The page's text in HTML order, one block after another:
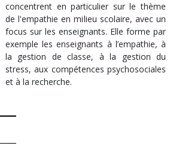
concentrent en particulier sur le thème
de l'empathie en milieu scolaire, avec un
focus sur les enseignants. Elle forme par
exemple les enseignants à l’empathie, à
la gestion de classe, à la gestion du
stress, aux compétences psychosociales
et à la recherche.